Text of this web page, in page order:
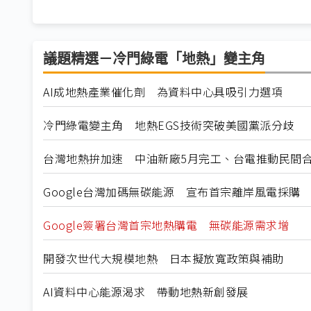
議題精選－冷門綠電「地熱」變主角
AI成地熱產業催化劑 為資料中心具吸引力選項
冷門綠電變主角 地熱EGS技術突破美國黨派分歧
台灣地熱拚加速 中油新廠5月完工、台電推動民間
Google台灣加碼無碳能源 宣布首宗離岸風電採購
Google簽署台灣首宗地熱購電 無碳能源需求增
開發次世代大規模地熱 日本擬放寬政策與補助
AI資料中心能源渴求 帶動地熱新創發展